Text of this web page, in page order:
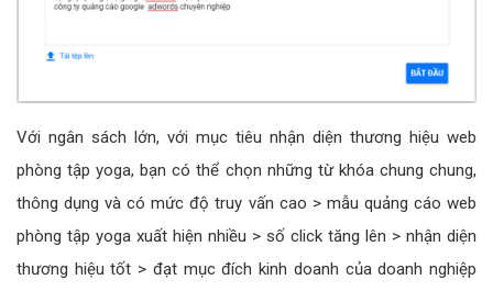
Với ngân sách lớn, với mục tiêu nhận diện thương hiệu web
phòng tập yoga, bạn có thể chọn những từ khóa chung chung,
thông dụng và có mức độ truy vấn cao > mẫu quảng cáo web
phòng tập yoga xuất hiện nhiều > số click tăng lên > nhận diện
thương hiệu tốt > đạt mục đích kinh doanh của doanh nghiệp